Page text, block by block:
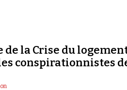
de la Crise du
conspirationnistes